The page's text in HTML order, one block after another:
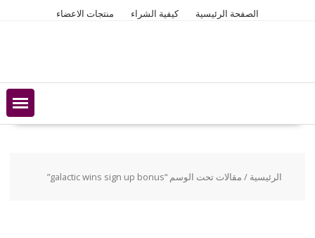
الصفحة الرئيسية كيفية الشراء منتجات الاعضاء
الرئيسية / مقالات تحت الوسم “galactic wins sign up bonus”